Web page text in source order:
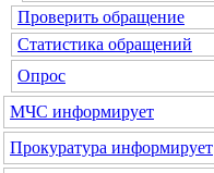
Проверить обращение
Статистика обращений
Опрос
МЧС информирует
Прокуратура информирует